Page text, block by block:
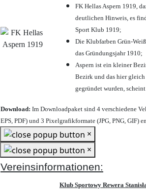
FK Hellas Aspern 1919,
deutlichen Hinweis, es
Sport Klub 1919;
Die Klubfarben Grün-
das Gründungsjahr 1910;
Aspern ist ein kleiner
Bezirk und das hier
gegründet wurden,
Download: Im Downloadpaket sind 4 verschiedene
EPS, PDF) und 3 Pixelgrafikformate (JPG, PNG, GIF)
×
×
Vereinsinformationen:
Klub Sportowy Rewera